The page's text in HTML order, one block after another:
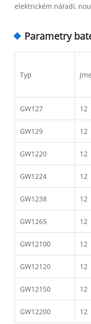
elektrickém nářadí,
Parametry
Typ
GW127 12
GW129 12
GW1220 12
GW1224 12
GW1238 12
GW1265 12
GW12100 12
GW12120 12
GW12150 12
GW12200 12